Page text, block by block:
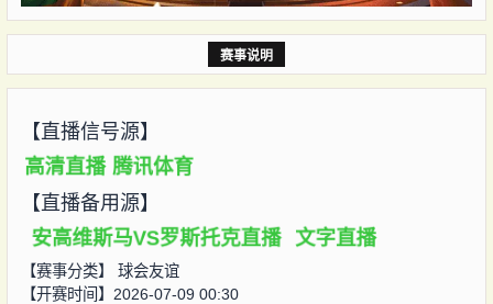
赛事说明
【直播信号源】
高清直播 腾讯体育
【直播备用源】
安高维斯马VS罗斯托克直播 文字直播
【赛事分类】 球会友谊
【开赛时间】2026-07-09 00:30